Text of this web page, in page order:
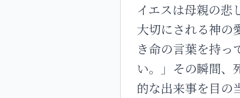
イエスは母親の悲
大切にされる神の
き命の言葉を持っ
い。」その瞬間、
的な出来事を目の